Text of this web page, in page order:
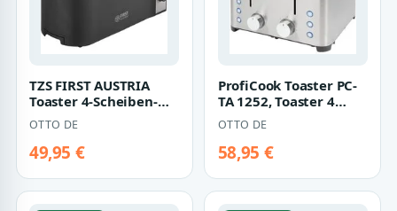
TZS FIRST AUSTRIA
Toaster 4-Scheiben-
Toaster,
Brotzentrierung,
Langsch…
OTTO DE
49,95 €
ProfiCook Toaster PC-
TA 1252, Toaster 4
Scheiben, 2 getrennte
Bedienel…
OTTO DE
58,95 €